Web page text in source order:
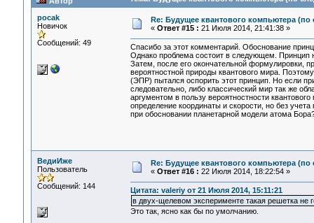
pocak
Новичок
Сообщений: 49
Re: Будущее квантового компьютера (по
« Ответ #15 : 21 Июля 2014, 21:41:38 »
Спасибо за этот комментарий. Обоснование
Однако проблема состоит в следующем. Принцип
Затем, после его окончательной формулировки,
вероятностной природы квантового мира.
(ЭПР) пытался оспорить этот принцип. Но если
следовательно, либо классический мир так же
аргументом в пользу вероятностности
определение координаты и скорости, но без
при обосновании планетарной модели атома
ВедиИже
Пользователь
Сообщений: 144
Re: Будущее квантового компьютера (по
« Ответ #16 : 22 Июля 2014, 18:22:54 »
Цитата: valeriy от 21 Июля 2014, 15:11:21
в двух-щелевом эксперименте такая решетка не
Это так, ясно как бы по умолчанию.